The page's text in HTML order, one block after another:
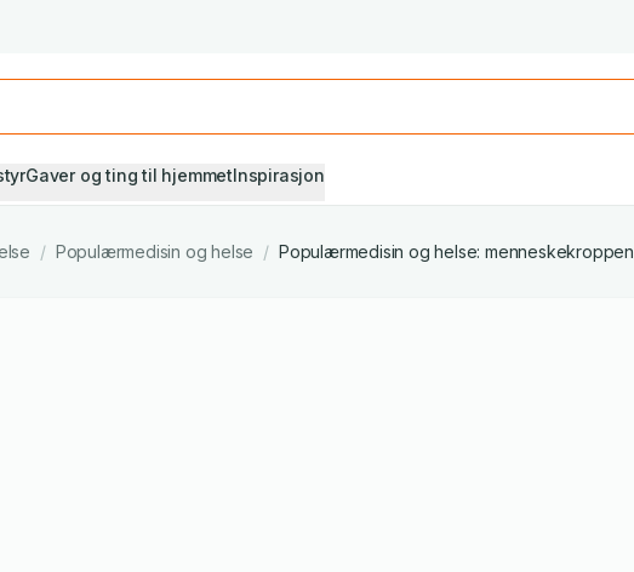
Gaver og ting til hjemmetInspirasjon
/ Populærmedisin og helse / Populærmedisin og helse: menneskekroppen